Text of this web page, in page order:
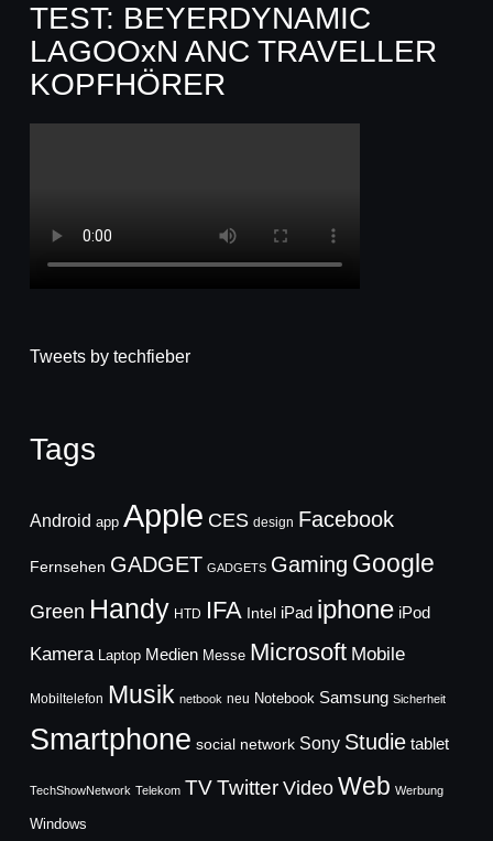
TEST: BEYERDYNAMIC
LAGOOxN ANC TRAVELLER
KOPFHÖRER
Tweets by techfieber
Tags
Android app Apple CES design Facebook
Fernsehen GADGET GADGETS Gaming Google
Green Handy HTD IFA Intel iPad iphone iPod
Kamera Laptop Medien Messe Microsoft Mobile
Mobiltelefon Musik netbook neu Notebook Samsung Sicherheit
Smartphone social network Sony Studie tablet
TechShowNetwork Telekom TVTwitter Video Web Werbung
Windows